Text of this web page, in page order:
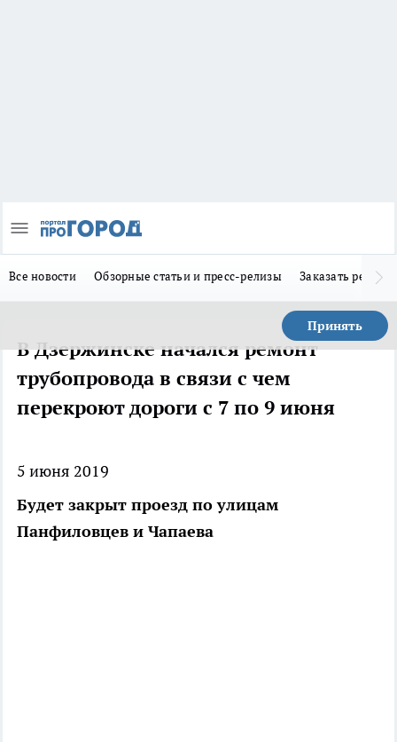
Все новости Обзорные статьи и пресс-релизы Заказать
Принять
В Дзержинске начался ремонт
трубопровода в связи с чем
перекроют дороги с 7 по 9 июня
5 июня 2019
Будет закрыт проезд по улицам
Панфиловцев и Чапаева